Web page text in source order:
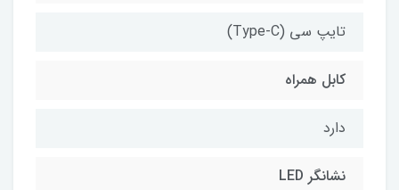
تایپ سی (Type-C)
کابل همراه
دارد
نشانگر LED